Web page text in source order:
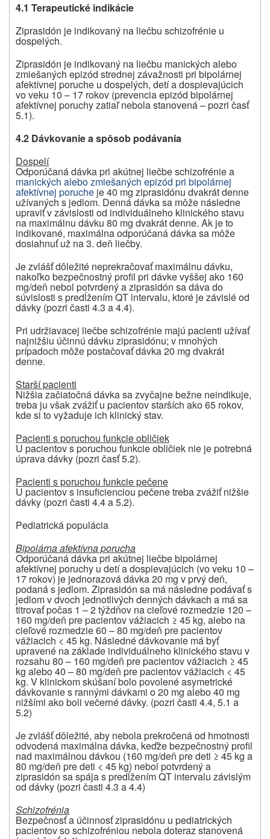
4.1 Terapeutické indikácie
Ziprasidón je indikovaný na liečbu schizofrénie u
dospelých.
Ziprasidón je indikovaný na liečbu manických alebo
zmiešaných epizód strednej závažnosti pri bipolárnej
afektívnej poruche u dospelých, detí a dospievajúcich
vo veku 10 – 17 rokov (prevencia epizód bipolárnej
afektívnej poruchy zatiaľ nebola stanovená – pozri časť
5.1).
4.2 Dávkovanie a spôsob podávania
Dospelí
Odporúčaná dávka pri akútnej liečbe schizofrénie a
manických alebo zmiešaných epizód pri bipolárnej
afektívnej poruche je 40 mg ziprasidónu dvakrát denne
užívaných s jedlom. Denná dávka sa môže následne
upraviť v závislosti od individuálneho klinického stavu
na maximálnu dávku 80 mg dvakrát denne. Ak je to
indikované, maximálna odporúčaná dávka sa môže
dosiahnuť už na 3. deň liečby.
Je zvlášť dôležité neprekračovať maximálnu dávku,
nakoľko bezpečnostný profil pri dávke vyššej ako 160
mg/deň nebol potvrdený a ziprasidón sa dáva do
súvislosti s predĺžením QT intervalu, ktoré je závislé od
dávky (pozri časti 4.3 a 4.4).
Pri udržiavacej liečbe schizofrénie majú pacienti užívať
najnižšiu účinnú dávku ziprasidónu; v mnohých
prípadoch môže postačovať dávka 20 mg dvakrát
denne.
Starší pacienti
Nižšia začiatočná dávka sa zvyčajne bežne neindikuje,
treba ju však zvážiť u pacientov starších ako 65 rokov,
kde si to vyžaduje ich klinický stav.
Pacienti s poruchou funkcie obličiek
U pacientov s poruchou funkcie obličiek nie je potrebná
úprava dávky (pozri časť 5.2).
Pacienti s poruchou funkcie pečene
U pacientov s insuficienciou pečene treba zvážiť nižšie
dávky (pozri časti 4.4 a 5.2).
Pediatrická populácia
Bipolárna afektívna porucha
Odporúčaná dávka pri akútnej liečbe bipolárnej
afektívnej poruchy u detí a dospievajúcich (vo veku 10 –
17 rokov) je jednorazová dávka 20 mg v prvý deň,
podaná s jedlom. Ziprasidón sa má následne podávať s
jedlom v dvoch jednotlivých denných dávkach a má sa
titrovať počas 1 – 2 týždňov na cieľové rozmedzie 120 –
160 mg/deň pre pacientov vážiacich ≥ 45 kg, alebo na
cieľové rozmedzie 60 – 80 mg/deň pre pacientov
vážiacich < 45 kg. Následné dávkovanie má byť
upravené na základe individuálneho klinického stavu v
rozsahu 80 – 160 mg/deň pre pacientov vážiacich ≥ 45
kg alebo 40 – 80 mg/deň pre pacientov vážiacich < 45
kg. V klinickom skúšaní bolo povolené asymetrické
dávkovanie s rannými dávkami o 20 mg alebo 40 mg
nižšími ako boli večerné dávky. (pozri časti 4.4, 5.1 a
5.2)
Je zvlášť dôležité, aby nebola prekročená od hmotnosti
odvodená maximálna dávka, keďže bezpečnostný profil
nad maximálnou dávkou (160 mg/deň pre deti ≥ 45 kg a
80 mg/deň pre deti < 45 kg) nebol potvrdený a
ziprasidón sa spája s predĺžením QT intervalu závislým
od dávky (pozri časti 4.3 a 4.4)
Schizofrénia
Bezpečnosť a účinnosť ziprasidónu u pediatrických
pacientov so schizofréniou nebola doteraz stanovená